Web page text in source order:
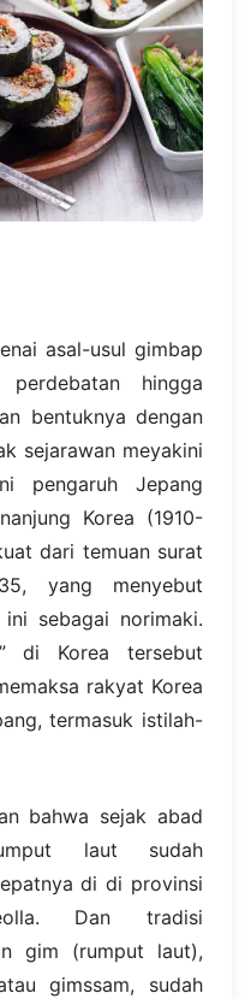
asal-usul gimbap
hingga
bentuknya dengan
sejarawan meyakini
pengaruh Jepang
Korea (1910-
dari temuan surat
yang menyebut
sebagai norimaki.
di Korea tersebut
rakyat Korea
termasuk istilah-
bahwa sejak abad
laut sudah
di di provinsi
Dan tradisi
gim (rumput laut),
gimssam, sudah